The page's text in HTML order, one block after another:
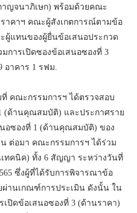
ญจนาภิเษก) พร้อมด้วยคณะ
าคาฯ คณะผู้สังเกตการณ์ตามข้อ
ผู้แทนของผู้ยื่นข้อเสนอประกวด
การเปิดซองข้อเสนอซองที่ 3
อาคาร 1 รฟม.
คณะกรรมการฯ ได้ตรวจสอบ
(ด้านคุณสมบัติ) และประกาศราย
อซองที่ 1 (ด้านคุณสมบัติ) ของ
ต่อมา คณะกรรมการฯ ได้ร่วม
ทคนิค) ทั้ง 6 สัญญา ระหว่างวันที่
ซึ่งผู้ที่ได้รับการพิจารณาข้อ
ผ่านเกณฑ์การประเมิน ดังนั้น ใน
ปิดข้อเสนอซองที่ 3 (ด้านราคา)